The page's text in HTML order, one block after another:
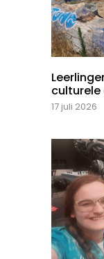
culturele
17 juli 2026